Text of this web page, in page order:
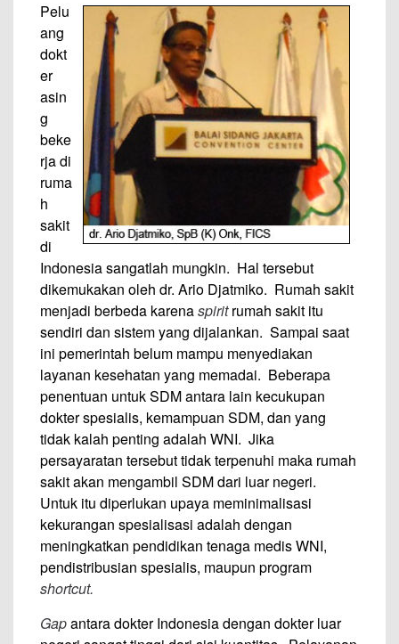
Pelu
ang
dokt
er
asin
g
beke
rja di
ruma
h
sakit
di
Indonesia sangatlah mungkin. Hal tersebut
dikemukakan oleh dr. Ario Djatmiko. Rumah sakit
menjadi berbeda karenaspiritrumah sakit itu
sendiri dan sistem yang dijalankan. Sampai saat
ini pemerintah belum mampu menyediakan
layanan kesehatan yang memadai. Beberapa
penentuan untuk SDM antara lain kecukupan
dokter spesialis, kemampuan SDM, dan yang
tidak kalah penting adalah WNI. Jika
persayaratan tersebut tidak terpenuhi maka rumah
sakit akan mengambil SDM dari luar negeri.
Untuk itu diperlukan upaya meminimalisasi
kekurangan spesialisasi adalah dengan
meningkatkan pendidikan tenaga medis WNI,
pendistribusian spesialis, maupun program
shortcut.
Gapantara dokter Indonesia dengan dokter luar